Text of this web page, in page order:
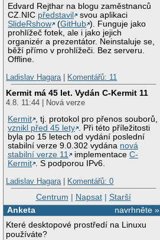
Edvard Rejthar na blogu zaměstnanců
CZ.NIC představil
svou aplikaci
SlideRshow
(GitHub ). Funguje jako
prohlížeč fotek, ale i jako jejich
organizér a prezentátor. Neinstaluje se,
běží přímo v prohlížeči. Bez serveru.
Offline.
Ladislav Hagara| Komentářů: 11
Kermit má 45 let. Vydán C-Kermit 11
4.8. 11:44 | Nová verze
Kermit , tj. protokol pro přenos souborů,
vznikl před 45 lety . Při této příležitosti
byla po 15 letech od vydání poslední
stabilní verze 9.0.302 vydána nová
stabilní verze 11
implementaceC-
Kermit . S podporou IPv6.
Ladislav Hagara| Komentářů: 0
Centrum | Napsat| Starší
navrhněte »
Anketa
Které desktopové prostředí na Linuxu
používáte?